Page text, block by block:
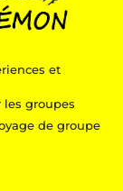
et
les groupes
de groupe